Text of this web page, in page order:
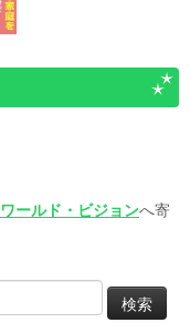
ワールド・ビジョンへ寄